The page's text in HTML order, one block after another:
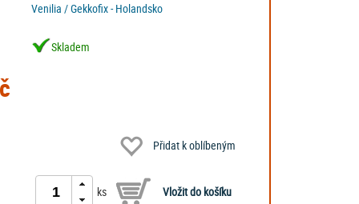
Venilia / Gekkofix - Holandsko
Skladem
Přidat k oblíbeným
ks